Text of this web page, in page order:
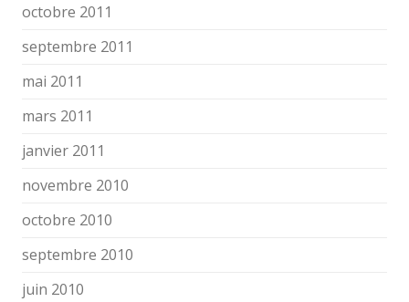
octobre 2011
septembre 2011
mai 2011
mars 2011
janvier 2011
novembre 2010
octobre 2010
septembre 2010
juin 2010